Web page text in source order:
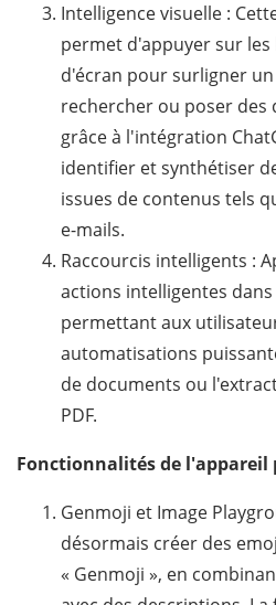
Intelligence visuelle :
permet d'appuyer sur
d'écran pour surligner
rechercher ou poser des
grâce à l'intégration
identifier et synthétiser
issues de contenus tels
e-mails.
Raccourcis intelligents :
actions intelligentes
permettant aux
automatisations
de documents ou
PDF.
Fonctionnalités de l'appareil
Genmoji et Image
désormais créer des
« Genmoji », en